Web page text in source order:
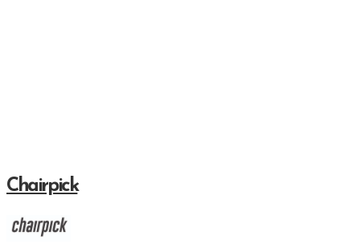
Chairpick